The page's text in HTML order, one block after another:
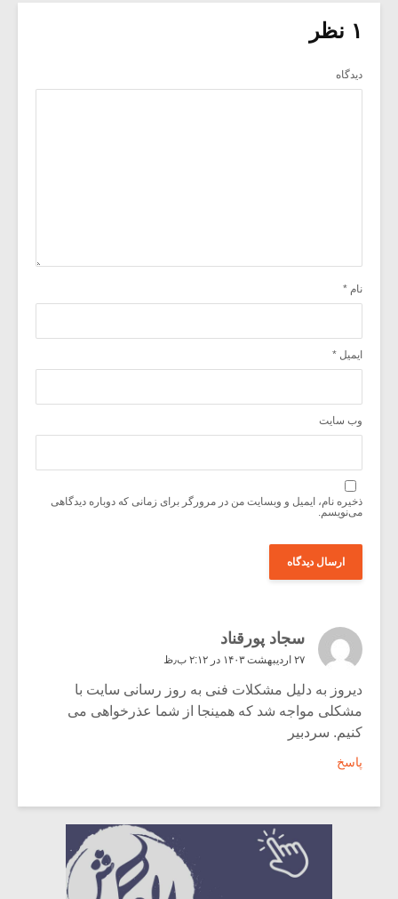
۱ نظر
دیدگاه
نام *
ایمیل *
وب‌ سایت
ذخیره نام، ایمیل و وبسایت من در مرورگر برای زمانی که دوباره دیدگاهی
می‌نویسم.
سجاد پورقناد
۲۷ اردیبهشت ۱۴۰۳ در ۲:۱۲ ب٫ظ
دیروز به دلیل مشکلات فنی به روز رسانی سایت با
مشکلی مواجه شد که همینجا از شما عذرخواهی می
کنیم. سردبیر
پاسخ